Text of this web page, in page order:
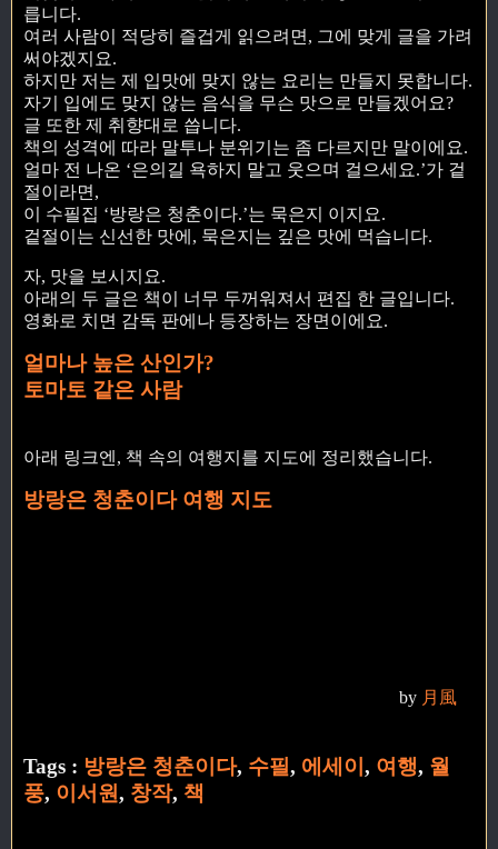
릅니다.
여러 사람이 적당히 즐겁게 읽으려면, 그에 맞게 글을 가려
써야겠지요.
하지만 저는 제 입맛에 맞지 않는 요리는 만들지 못합니다.
자기 입에도 맞지 않는 음식을 무슨 맛으로 만들겠어요?
글 또한 제 취향대로 씁니다.
책의 성격에 따라 말투나 분위기는 좀 다르지만 말이에요.
얼마 전 나온 ‘은의길 욕하지 말고 웃으며 걸으세요.’가 겉
절이라면,
이 수필집 ‘방랑은 청춘이다.’는 묵은지 이지요.
겉절이는 신선한 맛에, 묵은지는 깊은 맛에 먹습니다.
자, 맛을 보시지요.
아래의 두 글은 책이 너무 두꺼워져서 편집 한 글입니다.
영화로 치면 감독 판에나 등장하는 장면이에요.
얼마나 높은 산인가?
토마토 같은 사람
아래 링크엔, 책 속의 여행지를 지도에 정리했습니다.
방랑은 청춘이다 여행 지도
by 月風
Tags : 방랑은 청춘이다, 수필, 에세이 , 여행, 월
풍, 이서원, 창작, 책